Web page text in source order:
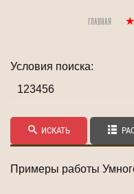
Главная
Условия поиска:
ИСКАТЬ
Примеры работы